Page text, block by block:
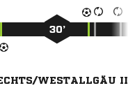
30’
WESTALLGÄU II